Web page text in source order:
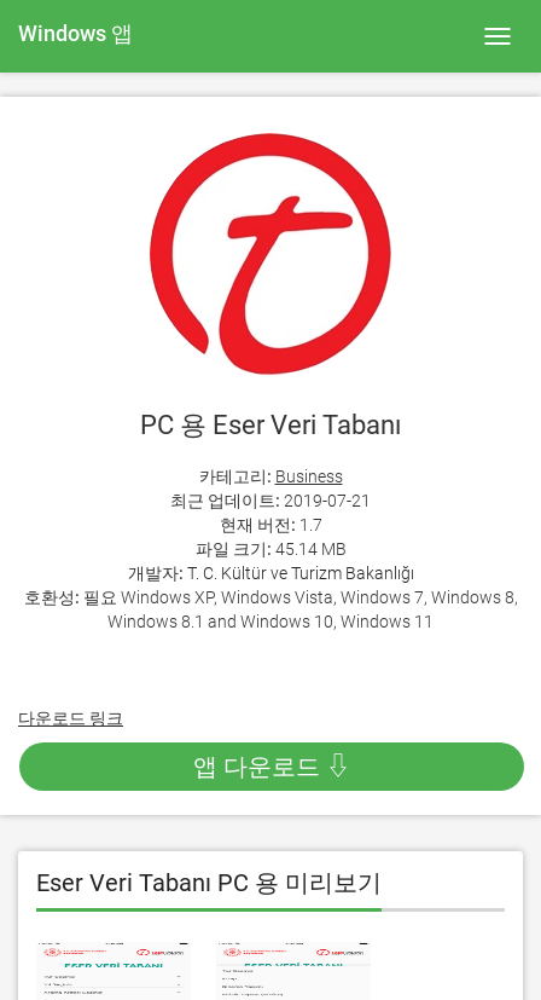
Windows 앱
PC 용 Eser Veri Tabanı
카테고리: Business
최근 업데이트: 2019-07-21
현재 버전: 1.7
파일 크기: 45.14 MB
개발자: T. C. Kültür ve Turizm Bakanlığı
호환성: 필요 Windows XP, Windows Vista, Windows 7, Windows 8,
Windows 8.1 and Windows 10, Windows 11
다운로드 링크
앱 다운로드 ⇩
Eser Veri Tabanı PC 용 미리보기